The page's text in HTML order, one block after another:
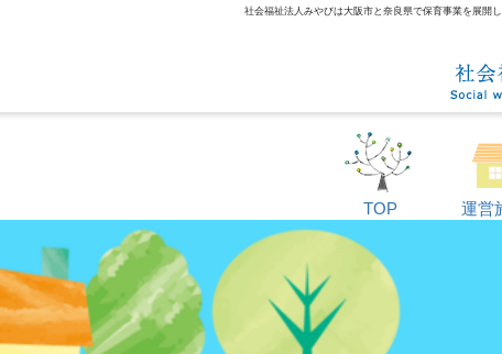
社会福祉法人みやびは大阪市と奈良県で保育事業を展開
TOP 運営